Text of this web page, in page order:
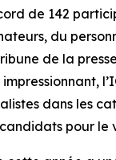
de 142
du
de la
dans les
pour le